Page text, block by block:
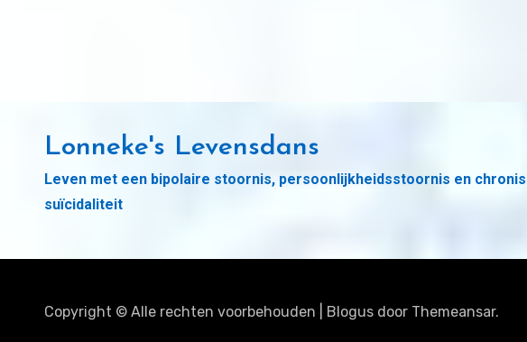
Lonneke's Levensdans
Leven met een bipolaire stoornis, persoonlijkheidsstoornis en
suïcidaliteit
Copyright © Alle rechten voorbehouden Blogus door Themeansar.